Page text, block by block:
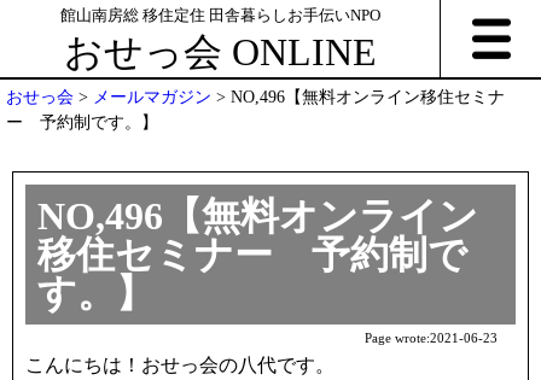
館山南房総 移住定住 田舎暮らしお手伝いNPO
おせっ会 ONLINE
おせっ会 > メールマガジン > NO,496【無料オンライン移住セミナ
ー 予約制です。】
NO,496【無料オンライン
移住セミナー 予約制で
す。】
Page wrote:2021-06-23
こんにちは！おせっ会の八代です。